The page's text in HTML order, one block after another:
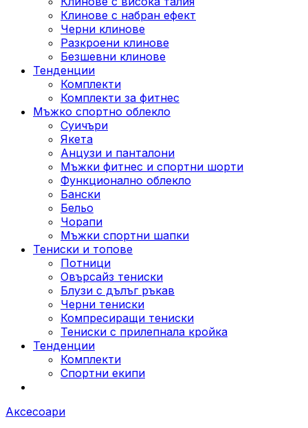
Клинове с набран ефект
Черни клинове
Разкроени клинове
Безшевни клинове
Тенденции
Комплекти
Комплекти за фитнес
Мъжко спортно облекло
Суичъри
Якета
Aнцузи и панталони
Mъжки фитнес и спортни шорти
Функционално облекло
Бански
Бельо
Чорапи
Mъжки спортни шапки
Тениски и топове
Потници
Овърсайз тениски
Блузи с дълъг ръкав
Черни тениски
Компресиращи тениски
Тениски с прилепнала кройка
Тенденции
Комплекти
Спортни екипи
Аксесоари